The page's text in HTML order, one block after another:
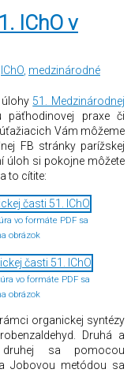
IChO v
IChO, medzinárodné
51. Medzinárodnej
päťhodinovej praxe či
Vám môžeme
FB stránky parížskej
úloh si pokojne môžete
to cítite:
vo formáte PDF sa
obrázok
vo formáte PDF sa
obrázok
organickej syntézy
Druhá a
sa pomocou
Jobovou metódou sa